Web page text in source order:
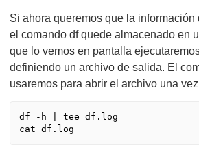
Si ahora queremos que la
el comando df quede almacenado en
que lo vemos en pantalla
definiendo un archivo de salida. El
usaremos para abrir el archivo una
df -h | tee df.log
cat df.log